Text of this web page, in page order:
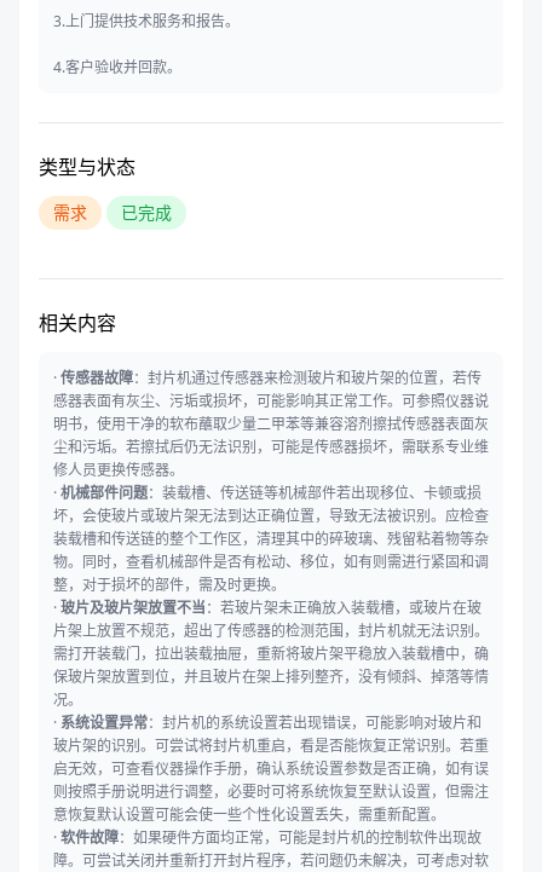
3.上门提供技术服务和报告。
4.客户验收并回款。
类型与状态
需求 已完成
相关内容
·传感器故障：封片机通过传感器来检测玻片和玻片架的位置，若传
感器表面有灰尘、污垢或损坏，可能影响其正常工作。可参照仪器说
明书，使用干净的软布蘸取少量二甲苯等兼容溶剂擦拭传感器表面灰
尘和污垢。若擦拭后仍无法识别，可能是传感器损坏，需联系专业维
修人员更换传感器。
·机械部件问题：装载槽、传送链等机械部件若出现移位、卡顿或损
坏，会使玻片或玻片架无法到达正确位置，导致无法被识别。应检查
装载槽和传送链的整个工作区，清理其中的碎玻璃、残留粘着物等杂
物。同时，查看机械部件是否有松动、移位，如有则需进行紧固和调
整，对于损坏的部件，需及时更换。
·玻片及玻片架放置不当：若玻片架未正确放入装载槽，或玻片在玻
片架上放置不规范，超出了传感器的检测范围，封片机就无法识别。
需打开装载门，拉出装载抽屉，重新将玻片架平稳放入装载槽中，确
保玻片架放置到位，并且玻片在架上排列整齐，没有倾斜、掉落等情
况。
· 系统设置异常：封片机的系统设置若出现错误，可能影响对玻片和
玻片架的识别。可尝试将封片机重启，看是否能恢复正常识别。若重
启无效，可查看仪器操作手册，确认系统设置参数是否正确，如有误
则按照手册说明进行调整，必要时可将系统恢复至默认设置，但需注
意恢复默认设置可能会使一些个性化设置丢失，需重新配置。
·软件故障：如果硬件方面均正常，可能是封片机的控制软件出现故
障。可尝试关闭并重新打开封片程序，若问题仍未解决，可考虑对软